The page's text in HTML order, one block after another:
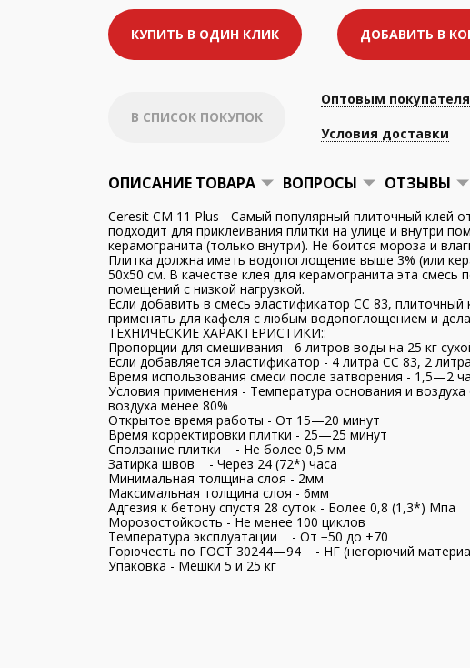
КУПИТЬ В ОДИН КЛИК ДОБАВИТЬ В
В СПИСОК ПОКУПОК
Оптовым
Условия доставки
ОПИСАНИЕ ТОВАРА ВОПРОСЫ ОТЗЫВЫ
Ceresit CM 11 Plus - Самый популярный плиточный клей
подходит для приклеивания плитки на улице и внутри
керамогранита (только внутри). Не боится мороза и
Плитка должна иметь водопоглощение выше 3% (или
50х50 см. В качестве клея для керамогранита эта смесь
помещений с низкой нагрузкой.
Если добавить в смесь эластификатор CC 83,
применять для кафеля с любым водопоглощением и
ТЕХНИЧЕСКИЕ ХАРАКТЕРИСТИКИ::
Пропорции для смешивания - 6 литров воды на 25 кг
Если добавляется эластификатор - 4 литра СС 83, 2
Время использования смеси после затворения - 1,5—2
Условия применения - Температура основания и
воздуха менее 80%
Открытое время работы - От 15—20 минут
Время корректировки плитки - 25—25 минут
Сползание плитки - Не более 0,5 мм
Затирка швов - Через 24 (72*) часа
Минимальная толщина слоя - 2мм
Максимальная толщина слоя - 6мм
Адгезия к бетону спустя 28 суток - Более 0,8 (1,3*) Мпа
Морозостойкость - Не менее 100 циклов
Температура эксплуатации - От −50 до +70
Горючесть по ГОСТ 30244—94 - НГ (негорючий
Упаковка - Мешки 5 и 25 кг